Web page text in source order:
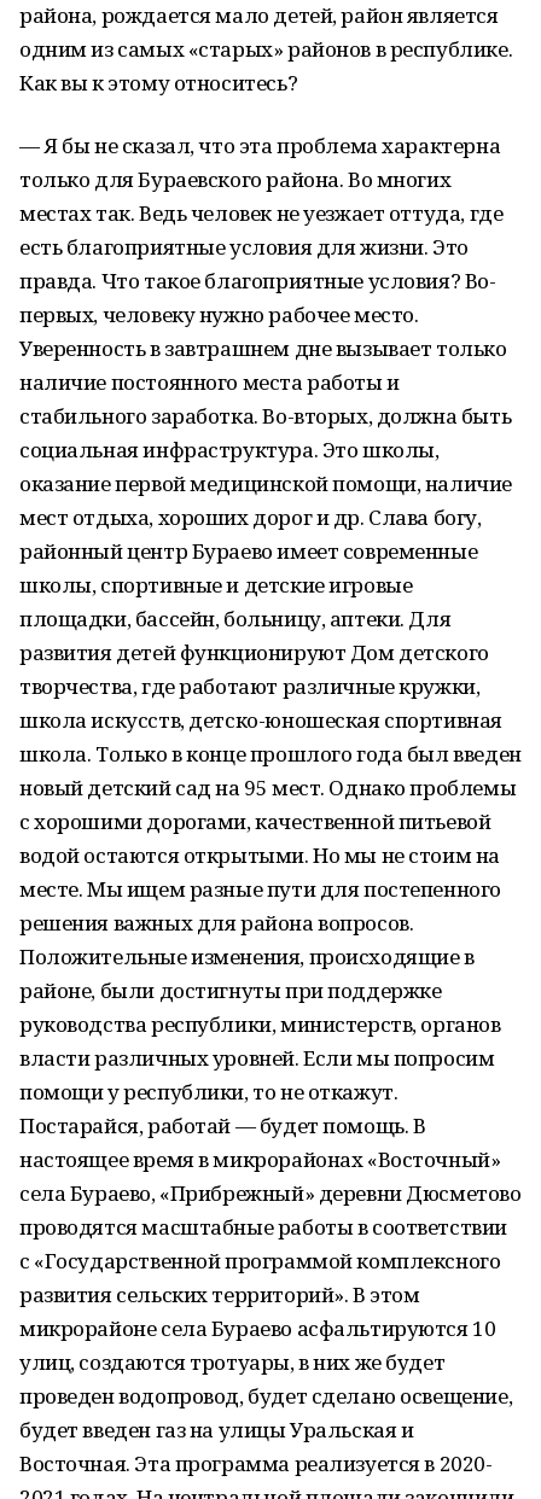
района, рождается мало детей, район является
одним из самых «старых» районов в республике.
Как вы к этому относитесь?
— Я бы не сказал, что эта проблема характерна
только для Бураевского района. Во многих
местах так. Ведь человек не уезжает оттуда, где
есть благоприятные условия для жизни. Это
правда. Что такое благоприятные условия? Во-
первых, человеку нужно рабочее место.
Уверенность в завтрашнем дне вызывает только
наличие постоянного места работы и
стабильного заработка. Во-вторых, должна быть
социальная инфраструктура. Это школы,
оказание первой медицинской помощи, наличие
мест отдыха, хороших дорог и др. Слава богу,
районный центр Бураево имеет современные
школы, спортивные и детские игровые
площадки, бассейн, больницу, аптеки. Для
развития детей функционируют Дом детского
творчества, где работают различные кружки,
школа искусств, детско-юношеская спортивная
школа. Только в конце прошлого года был введен
новый детский сад на 95 мест. Однако проблемы
с хорошими дорогами, качественной питьевой
водой остаются открытыми. Но мы не стоим на
месте. Мы ищем разные пути для постепенного
решения важных для района вопросов.
Положительные изменения, происходящие в
районе, были достигнуты при поддержке
руководства республики, министерств, органов
власти различных уровней. Если мы попросим
помощи у республики, то не откажут.
Постарайся, работай — будет помощь. В
настоящее время в микрорайонах «Восточный»
села Бураево, «Прибрежный» деревни Дюсметово
проводятся масштабные работы в соответствии
с «Государственной программой комплексного
развития сельских территорий». В этом
микрорайоне села Бураево асфальтируются 10
улиц, создаются тротуары, в них же будет
проведен водопровод, будет сделано освещение,
будет введен газ на улицы Уральская и
Восточная. Эта программа реализуется в 2020-